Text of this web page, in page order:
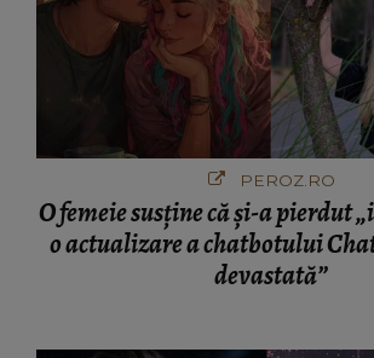
PEROZ.RO
O femeie susține că și-a pierdut
o actualizare a chatbotului
devastată”